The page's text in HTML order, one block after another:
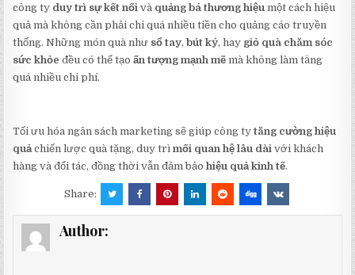
công ty duy trì sự kết nối và quảng bá thương hiệu một cách hiệu
quả mà không cần phải chi quá nhiều tiền cho quảng cáo truyền
thống. Những món quà như sổ tay,bút ký, hay giỏ quà chăm sóc
sức khỏe đều có thể tạoấn tượng mạnh mẽ mà không làm tăng
quá nhiều chi phí.
Tối ưu hóa ngân sách marketing sẽ giúp công tytăng cường hiệu
quả chiến lược quà tặng, duy trìmối quan hệ lâu dài với khách
hàng và đối tác, đồng thời vẫn đảm bảohiệu quả kinh tế.
Share:
Author: